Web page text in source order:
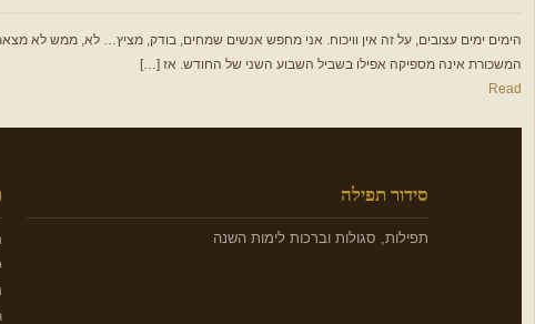
הימים ימים עצובים, על זה אין וויכוח. אני מחפש אנשים שמחים, בודק, מציץ… לא, ממש לא
המשכורת אינה מספיקה אפילו בשביל השבוע השני של החודש. אז […]
Read
סידור תפילה
תפילות, סגולות וברכות לימות השנה